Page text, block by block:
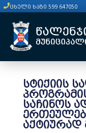
ცხელი ხაზი 599 647050
სტიქიის
საჩინოს
აქტიურად